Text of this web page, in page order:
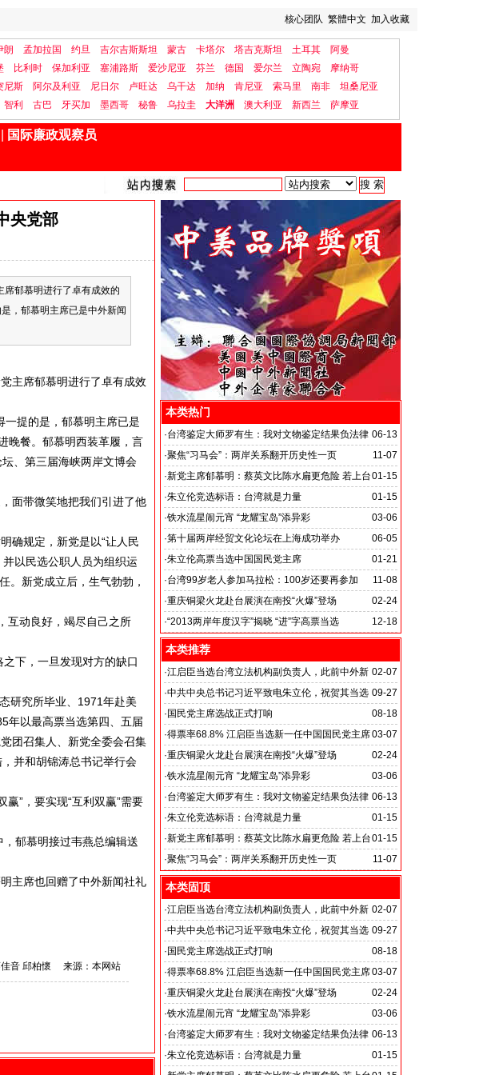
核心团队 繁體中文 加入收藏
朗 孟加拉国 约旦 吉尔吉斯斯坦 蒙古 卡塔尔 塔吉克斯坦 土耳其
阿曼
比利时 保加利亚 塞浦路斯 爱沙尼亚 芬兰 德国 爱尔兰 立陶宛
摩纳哥
尼斯 阿尔及利亚 尼日尔 卢旺达 乌干达 加纳 肯尼亚 索马里 南非
坦桑尼亚
智利 古巴 牙买加 墨西哥 秘鲁 乌拉圭 大洋洲 澳大利亚 新西兰 萨摩亚
国际廉政观察员
央党部
郁慕明进行了卓有成效的
，郁慕明主席已是中外新闻
主席郁慕明进行了卓有成效
提的是，郁慕明主席已是
晚餐。郁慕明西装革履，言
、第三届海峡两岸文博会
面带微笑地把我们引进了他
确规定，新党是以“让人民
以民选公职人员为组织运
。新党成立后，生气勃勃，
互动良好，竭尽自己之所
下，一旦发现对方的缺口
研究所毕业、1971年赴美
年以最高票当选第四、五届
团召集人、新党全委会召集
并和胡锦涛总书记举行会
”，要实现“互利双赢”需要
郁慕明接过韦燕总编辑送
主席也回赠了中外新闻社礼
佳音 邱柏懷 来源：本网站
本类热门
06-13
·台湾鉴定大师罗有生：我对文物鉴定结果负法律
责任
11-07
·聚焦“习马会”：两岸关系翻开历史性一页
01-15
·新党主席郁慕明：蔡英文比陈水扁更危险 若上台
两岸关系必倒退
01-15
·朱立伦竞选标语：台湾就是力量
03-06
·铁水流星闹元宵 “龙耀宝岛”添异彩
06-05
·第十届两岸经贸文化论坛在上海成功举办
01-21
·朱立伦高票当选中国国民党主席
11-08
·台湾99岁老人参加马拉松：100岁还要再参加
02-24
·重庆铜梁火龙赴台展演在南投“火爆”登场
12-18
·“2013两岸年度汉字”揭晓 “进”字高票当选
本类推荐
02-07
·江启臣当选台湾立法机构副负责人，此前中外新
闻社总裁韦燕在台湾同江启臣会面
09-27
·中共中央总书记习近平致电朱立伦，祝贺其当选
中国国民党主席
08-18
· 国民党主席选战正式打响
03-07
·得票率68.8% 江启臣当选新一任中国国民党主席
02-24
·重庆铜梁火龙赴台展演在南投“火爆”登场
03-06
·铁水流星闹元宵 “龙耀宝岛”添异彩
06-13
·台湾鉴定大师罗有生：我对文物鉴定结果负法律
责任
01-15
·朱立伦竞选标语：台湾就是力量
01-15
·新党主席郁慕明：蔡英文比陈水扁更危险 若上台
两岸关系必倒退
11-07
·聚焦“习马会”：两岸关系翻开历史性一页
本类固顶
02-07
·江启臣当选台湾立法机构副负责人，此前中外新
闻社总裁韦燕在台湾同江启臣会面
09-27
·中共中央总书记习近平致电朱立伦，祝贺其当选
中国国民党主席
08-18
· 国民党主席选战正式打响
03-07
·得票率68.8% 江启臣当选新一任中国国民党主席
02-24
·重庆铜梁火龙赴台展演在南投“火爆”登场
03-06
·铁水流星闹元宵 “龙耀宝岛”添异彩
06-13
·台湾鉴定大师罗有生：我对文物鉴定结果负法律
责任
01-15
·朱立伦竞选标语：台湾就是力量